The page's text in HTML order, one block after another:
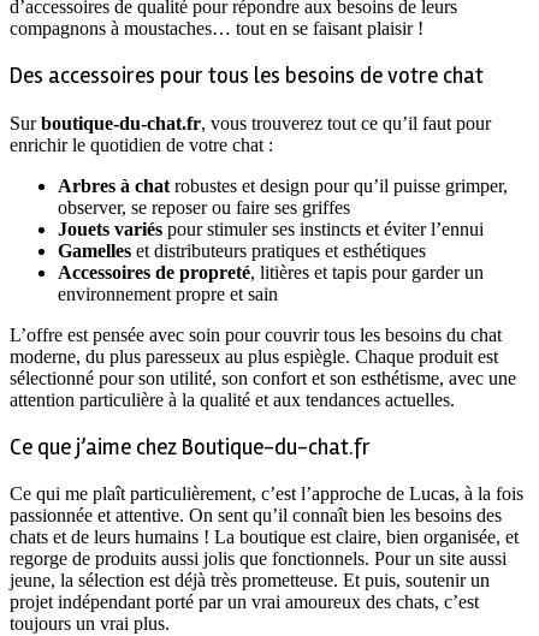
d’accessoires de qualité pour répondre aux besoins de leurs
compagnons à moustaches… tout en se faisant plaisir !
Des accessoires pour tous les besoins de votre chat
Surboutique-du-chat.fr, vous trouverez tout ce qu’il faut pour
enrichir le quotidien de votre chat :
Arbres à chat robustes et design pour qu’il puisse grimper,
observer, se reposer ou faire ses griffes
Jouets variés pour stimuler ses instincts et éviter l’ennui
Gamelles et distributeurs pratiques et esthétiques
Accessoires de propreté, litières et tapis pour garder un
environnement propre et sain
L’offre est pensée avec soin pour couvrir tous les besoins du chat
moderne, du plus paresseux au plus espiègle. Chaque produit est
sélectionné pour son utilité, son confort et son esthétisme, avec une
attention particulière à la qualité et aux tendances actuelles.
Ce que j’aime chez Boutique-du-chat.fr
Ce qui me plaît particulièrement, c’est l’approche de Lucas, à la fois
passionnée et attentive. On sent qu’il connaît bien les besoins des
chats et de leurs humains ! La boutique est claire, bien organisée, et
regorge de produits aussi jolis que fonctionnels. Pour un site aussi
jeune, la sélection est déjà très prometteuse. Et puis, soutenir un
projet indépendant porté par un vrai amoureux des chats, c’est
toujours un vrai plus.